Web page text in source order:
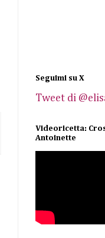
Seguimi su X
Tweet di
Videoricetta:
Antoinette